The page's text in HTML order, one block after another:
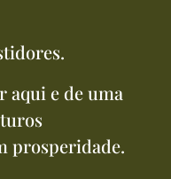
aqui e de uma
prosperidade.